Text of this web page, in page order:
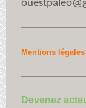
Mentions légales
Devenez